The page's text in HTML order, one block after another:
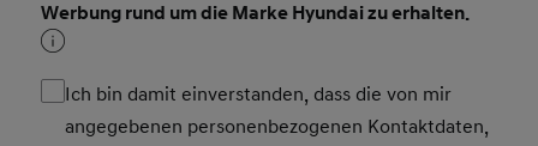
Werbung rund um die Marke Hyundai zu erhalten.
Ich bin damit einverstanden, dass die von mir
angegebenen personenbezogenen Kontaktdaten,